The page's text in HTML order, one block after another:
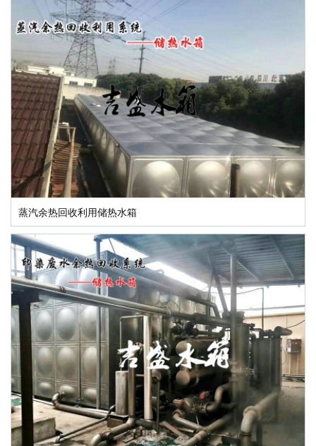
蒸汽余热回收利用储热水箱